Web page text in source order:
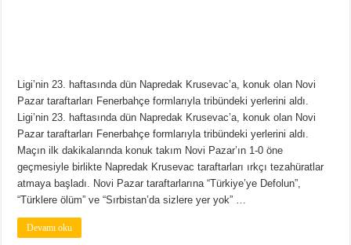
Ligi’nin 23. haftasında dün Napredak Krusevac’a, konuk olan Novi
Pazar taraftarları Fenerbahçe formlarıyla tribündeki yerlerini aldı.
Ligi’nin 23. haftasında dün Napredak Krusevac’a, konuk olan Novi
Pazar taraftarları Fenerbahçe formlarıyla tribündeki yerlerini aldı.
Maçın ilk dakikalarında konuk takım Novi Pazar’ın 1-0 öne
geçmesiyle birlikte Napredak Krusevac taraftarları ırkçı tezahüratlar
atmaya başladı. Novi Pazar taraftarlarına “Türkiye’ye Defolun”,
“Türklere ölüm” ve “Sırbistan’da sizlere yer yok” …
Devamı oku